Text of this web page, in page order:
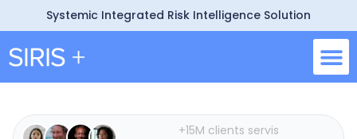
Systemic Integrated Risk Intelligence Solution
+15M clients servis